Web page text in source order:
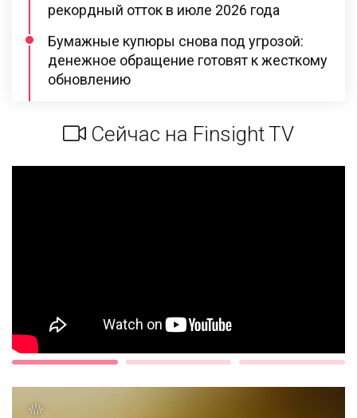
рекордный отток в июле 2026 года
Бумажные купюры снова под угрозой:
денежное обращение готовят к жесткому
обновлению
Сейчас на Finsight TV